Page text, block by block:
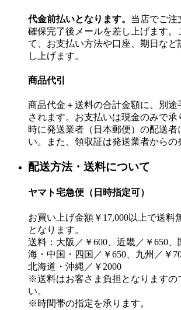
代金前払いとなります。 当店でご注
確保完了後メールを差し上げます。
て、お支払い方法や口座、期日など
し上げます。
商品代引
商品代金＋送料の合計金額に、別途
されます。お支払いは現金のみで
時に発送業者（日本郵便）の配送者
い。また、領収証は発送業者からの
配送方法・送料について
ヤマト宅急便（日時指定可）
お買い上げ金額￥17,000以上で送料
となります。
送料：大阪／￥600、近畿／￥650、
海・中国・四国／￥650、九州／￥
北海道・沖縄／￥2000
※送料はお客さま負担となりますの
い。
※時間帯の指定を承ります。